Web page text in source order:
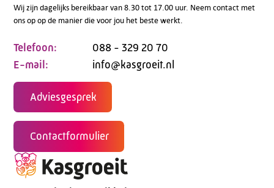
Wij zijn dagelijks bereikbaar van 8.30 tot 17.00 uur. Neem contact met
ons op op de manier die voor jou het beste werkt.
Telefoon:
088 - 329 20 70
E-mail:
info@kasgroeit.nl
Adviesgesprek
Contactformulier